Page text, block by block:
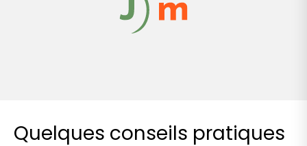
Quelques conseils pratiques